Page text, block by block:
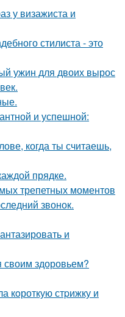
у визажиста и
стилиста - это
ужин для двоих вырос
и успешной:
когда ты считаешь,
прядке.
трепетных моментов
звонок.
и
здоровьем?
кoроткую стpижку и